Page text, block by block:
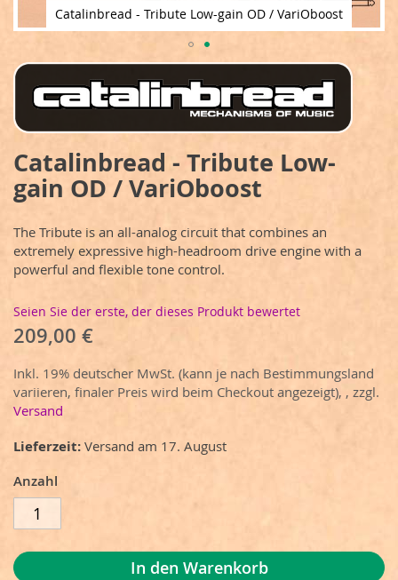
Catalinbread - Tribute Low-
gain OD / VariOboost
The Tribute is an all-analog circuit that combines an
extremely expressive high-headroom drive engine with a
powerful and flexible tone control.
Seien Sie der erste, der dieses Produkt bewertet
209,00 €
Inkl. 19% deutscher MwSt. (kann je nach Bestimmungsland
variieren, finaler Preis wird beim Checkout angezeigt), , zzgl.
Versand
Lieferzeit Versand am 17. August
Anzahl
In den Warenkorb
Catalinbread - Tribute Low-gain OD / VariOboost
Zum
Anfang
der
Bildergalerie